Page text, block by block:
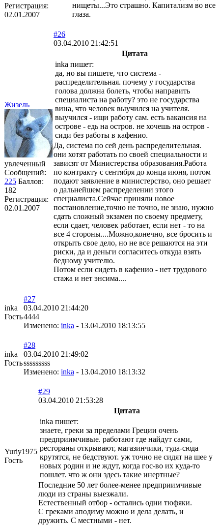
Регистрация:
02.01.2007
нищеты...Это страшно. Капитализм во все
глаза.
Жизель
увлеченный
Сообщений:
225 Баллов:
182
Регистрация:
02.01.2007
#26
03.04.2010 21:42:51
Цитата
inka пишет:
да, но вы пишете, что система -
распределительная. почему у государства
голова должна болеть, чтобы направить
специалиста на работу? это не государства
вина, что человек выучился на учителя.
выучился - ищи работу сам. есть вакансия на
острове - едь на остров. не хочешь на остров -
сиди без работы в кафенио.
Да, система по сей день распределительная.
они хотят работать по своей специальности и
зависят от Министерства образования.Работа
по контракту с сентября до конца июня, потом
подают заявление в министерство, оно решает
о дальнейшем распределении этого
специалиста.Сейчас приняли новое
постановление,точно не точно, не знаю, нужно
сдать сложный экзамен по своему предмету,
если сдает, человек работает, если нет - то на
все 4 стороны....Можно,конечно, все бросить и
открыть свое дело, но не все решаются на эти
риски, да и деньги согласитесь откуда взять
бедному учителю.
Потом если сидеть в кафенио - нет трудового
стажа и нет энсима....
inka
Гость
#27
03.04.2010 21:44:20
4444
Изменено: inka - 13.04.2010 18:13:55
inka
Гость
#28
03.04.2010 21:49:02
sssssssss
Изменено: inka - 13.04.2010 18:13:32
Yuriy1975
Гость
#29
03.04.2010 21:53:28
Цитата
inka пишет:
знаете, греки за пределами Греции очень
предприимчивые. работают где найдут сами,
рестораны открывают, магазинчики, туда-сюда
крутятся, не бедствуют. уж точно не сидят на шее у
новых родин и не ждут, когда гос-во их куда-то
пошлет. что ж они здесь такие инертные?
Последние 50 лет более-менее предприимчивые
люди из страны выезжали.
Естественный отбор - остались одни тюфяки.
С греками аподиму можно и дела делать, и
дружить. С местными - нет.